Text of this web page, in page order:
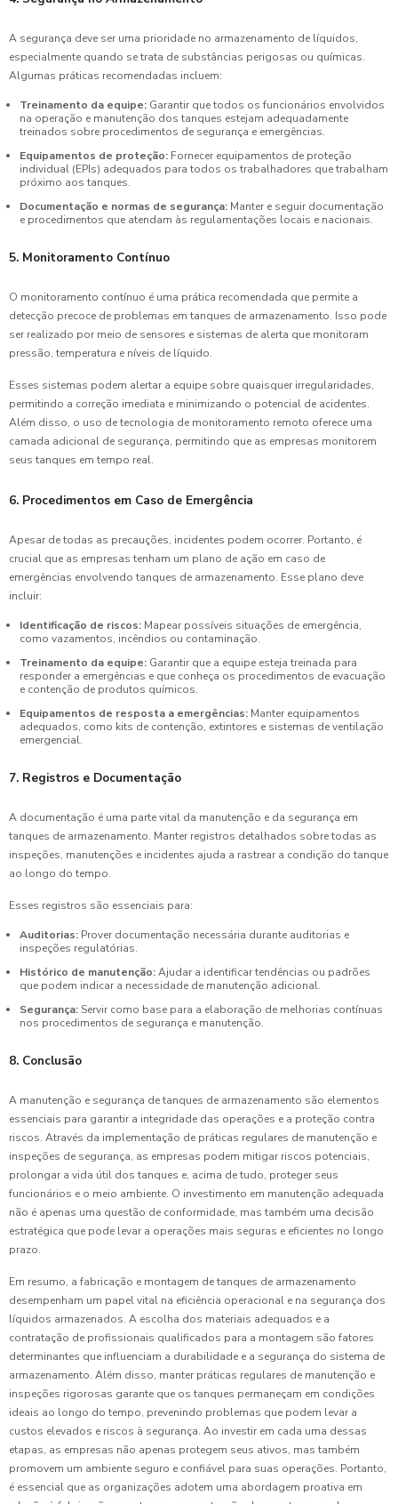
A segurança deve ser uma prioridade no armazenamento de líquidos,
especialmente quando se trata de substâncias perigosas ou químicas.
Algumas práticas recomendadas incluem:
Treinamento da equipe: Garantir que todos os funcionários envolvidos
na operação e manutenção dos tanques estejam adequadamente
treinados sobre procedimentos de segurança e emergências.
Equipamentos de proteção: Fornecer equipamentos de proteção
individual (EPIs) adequados para todos os trabalhadores que trabalham
próximo aos tanques.
Documentação e normas de segurança: Manter e seguir documentação
e procedimentos que atendam às regulamentações locais e nacionais.
5. Monitoramento Contínuo
O monitoramento contínuo é uma prática recomendada que permite a
detecção precoce de problemas em tanques de armazenamento. Isso pode
ser realizado por meio de sensores e sistemas de alerta que monitoram
pressão, temperatura e níveis de líquido.
Esses sistemas podem alertar a equipe sobre quaisquer irregularidades,
permitindo a correção imediata e minimizando o potencial de acidentes.
Além disso, o uso de tecnologia de monitoramento remoto oferece uma
camada adicional de segurança, permitindo que as empresas monitorem
seus tanques em tempo real.
6. Procedimentos em Caso de Emergência
Apesar de todas as precauções, incidentes podem ocorrer. Portanto, é
crucial que as empresas tenham um plano de ação em caso de
emergências envolvendo tanques de armazenamento. Esse plano deve
incluir:
Identificação de riscos: Mapear possíveis situações de emergência,
como vazamentos, incêndios ou contaminação.
Treinamento da equipe: Garantir que a equipe esteja treinada para
responder a emergências e que conheça os procedimentos de evacuação
e contenção de produtos químicos.
Equipamentos de resposta a emergências: Manter equipamentos
adequados, como kits de contenção, extintores e sistemas de ventilação
emergencial.
7. Registros e Documentação
A documentação é uma parte vital da manutenção e da segurança em
tanques de armazenamento. Manter registros detalhados sobre todas as
inspeções, manutenções e incidentes ajuda a rastrear a condição do tanque
ao longo do tempo.
Esses registros são essenciais para:
Auditorias: Prover documentação necessária durante auditorias e
inspeções regulatórias.
Histórico de manutenção:Ajudar a identificar tendências ou padrões
que podem indicar a necessidade de manutenção adicional.
Segurança: Servir como base para a elaboração de melhorias contínuas
nos procedimentos de segurança e manutenção.
8. Conclusão
A manutenção e segurança de tanques de armazenamento são elementos
essenciais para garantir a integridade das operações e a proteção contra
riscos. Através da implementação de práticas regulares de manutenção e
inspeções de segurança, as empresas podem mitigar riscos potenciais,
prolongar a vida útil dos tanques e, acima de tudo, proteger seus
funcionários e o meio ambiente. O investimento em manutenção adequada
não é apenas uma questão de conformidade, mas também uma decisão
estratégica que pode levar a operações mais seguras e eficientes no longo
prazo.
Em resumo, a fabricação e montagem de tanques de armazenamento
desempenham um papel vital na eficiência operacional e na segurança dos
líquidos armazenados. A escolha dos materiais adequados e a
contratação de profissionais qualificados para a montagem são fatores
determinantes que influenciam a durabilidade e a segurança do sistema de
armazenamento. Além disso, manter práticas regulares de manutenção e
inspeções rigorosas garante que os tanques permaneçam em condições
ideais ao longo do tempo, prevenindo problemas que podem levar a
custos elevados e riscos à segurança. Ao investir em cada uma dessas
etapas, as empresas não apenas protegem seus ativos, mas também
promovem um ambiente seguro e confiável para suas operações. Portanto,
é essencial que as organizações adotem uma abordagem proativa em